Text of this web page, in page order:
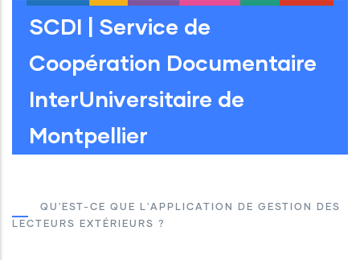
SCDI | Service de
Coopération Documentaire
InterUniversitaire de
Montpellier
QU'EST-CE QUE L'APPLICATION DE GESTION DES
LECTEURS EXTÉRIEURS ?